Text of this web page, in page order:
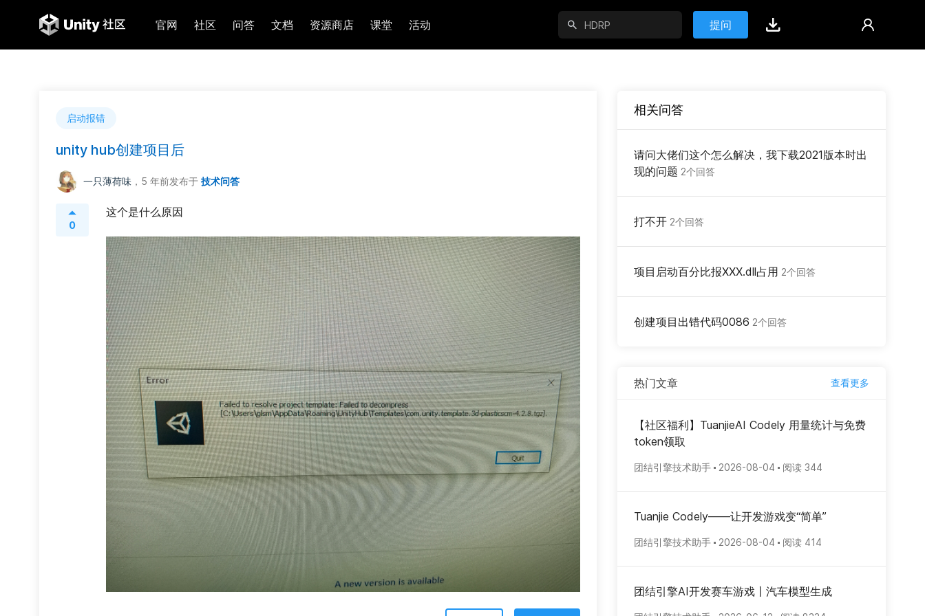
官网 社区 问答 文档 资源商店 课堂 活动 提问
启动报错
unity hub创建项目后
一只薄荷味 ，5 年前发布于 技术问答
0
这个是什么原因
相关问答
请问大佬们这个怎么解决，我下载2021版本时出
现的问题 2个回答
打不开 2个回答
项目启动百分比报XXX.dll占用 2个回答
创建项目出错代码0086 2个回答
热门文章 查看更多
【社区福利】TuanjieAI Codely 用量统计与免费
token领取
团结引擎技术助手 2026-08-04 阅读 344
Tuanjie Codely——让开发游戏变“简单”
团结引擎技术助手 2026-08-04 阅读 414
团结引擎AI开发赛车游戏丨汽车模型生成